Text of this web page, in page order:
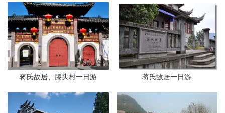
蒋氏故居、滕头村一日游 蒋氏故居一日游